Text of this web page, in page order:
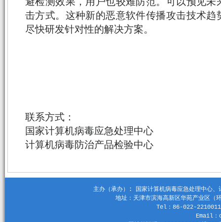
击方式。这种新的恶意软件传播攻击技术
尽快研发针对性的解决方案。
联系方式：
国家计算机病毒应急处理中心
计算机病毒防治产品检验中心
主办（承办）: 国家计算机病毒应急处理中心
地址：天津市滨海高新区华苑产业区
Tel：86-022-
Email